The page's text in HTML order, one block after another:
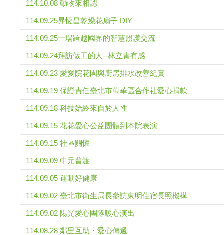
114.10.08 動物來相認
114.09.25昇恆昌乾燥花扇子 DIY
114.09.25一場跨越國界的智慧照護交流
114.09.24拜訪做工的人--林立青有感
114.09.23 愛愛院花園與廚房排水改善紀實
114.09.19 保證責任臺北市萬華區合作社愛心捐款
114.09.18 科技始終來自於人性
114.09.15 花花愛心公益團體到本院表演
114.09.15 社區關懷
114.09.09 中元普渡
114.09.05 運動好健康
114.09.02 臺北市衛生局長參訪東明住宿長照機構
114.09.02 陽光愛心團隊暖心演出
114.08.28 鄰里互助・愛心傳遞